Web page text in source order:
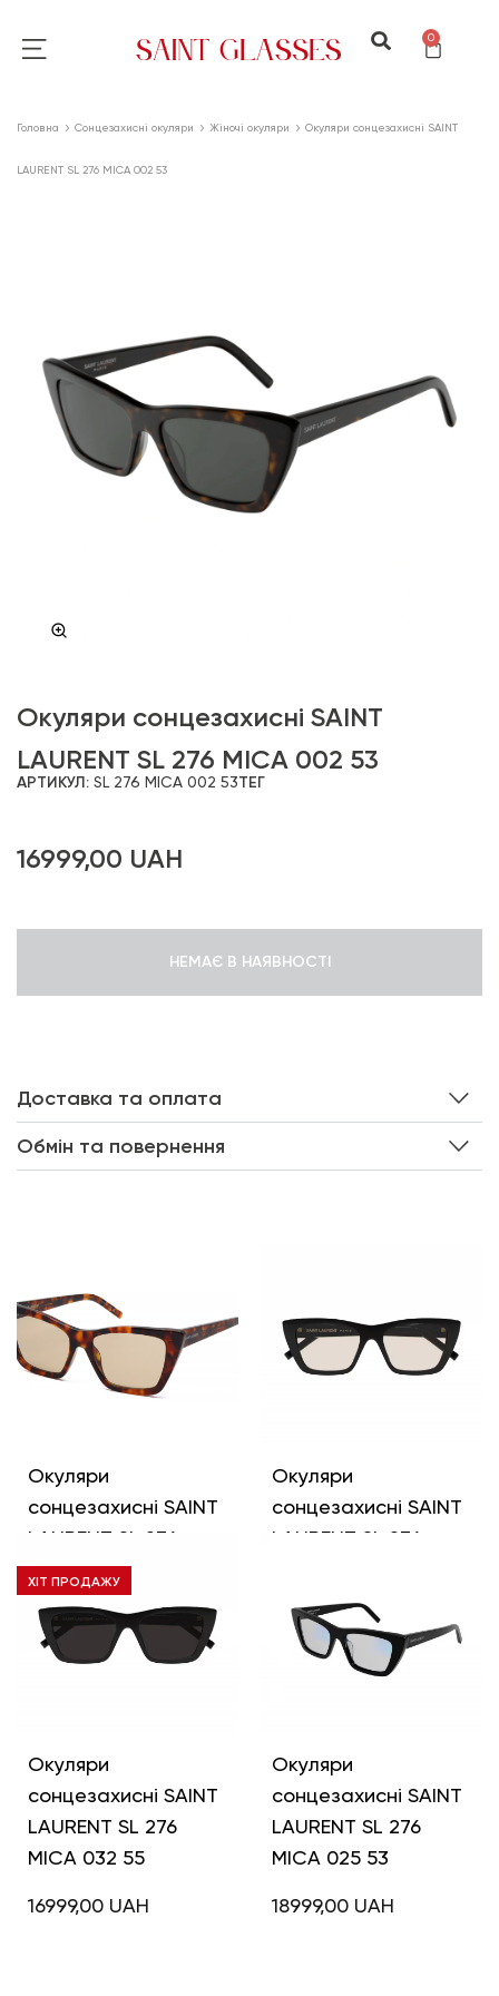
0
Головна Сонцезахисні окуляри Жіночі окуляри Окуляри сонцезахисні SAINT
LAURENT SL 276 MICA 002 53
Окуляри сонцезахисні SAINT
LAURENT SL 276 MICA 002 53
АРТИКУЛ: SL 276 MICA 002 53ТЕГ
16999,00 UAH
НЕМАЄ В НАЯВНОСТІ
Доставка та оплата
Обмін та повернення
Інші кольори
Окуляри
сонцезахисні SAINT
LAURENT SL 276
MICA 064 55
16999,00UAH
Окуляри
сонцезахисні SAINT
LAURENT SL 276
16999,00 UAH
ХІТ ПРОДАЖУ
Окуляри
сонцезахисні SAINT
LAURENT SL 276
MICA 032 55
16999,00 UAH
Окуляри
сонцезахисні SAINT
LAURENT SL 276
MICA 025 53
18999,00 UAH